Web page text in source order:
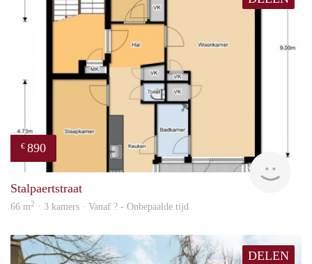
€ 890
Stalpaertstraat
66 m2 · 3 kamers · Vanaf ? - Onbepaalde tijd
DELEN